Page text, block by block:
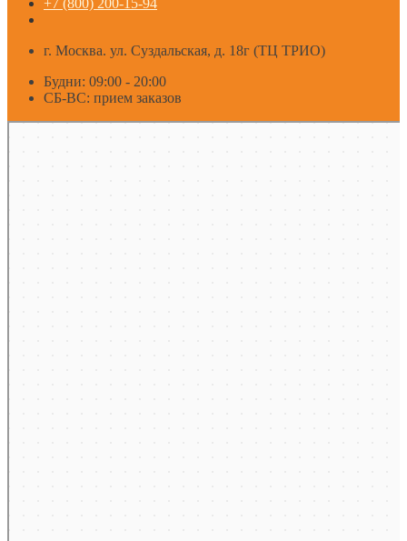
+7 (800) 200-15-94
г. Москва. ул. Суздальская, д. 18г (ТЦ ТРИО)
Будни: 09:00 - 20:00
СБ-ВС: прием заказов